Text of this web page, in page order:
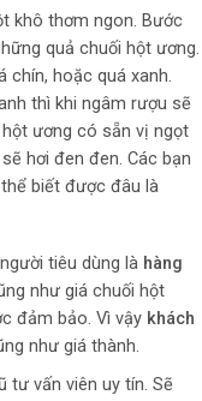
khô thơm ngon. Bước
quả chuối hột ương.
chín, hoặc quá xanh.
thì khi ngâm rượu sẽ
ương có sẵn vị ngọt
hơi đen đen. Các bạn
biết được đâu là
tiêu dùng là hàng
như giá chuối hột
đảm bảo. Vì vậy khách
như giá thành.
tư vấn viên uy tín. Sẽ